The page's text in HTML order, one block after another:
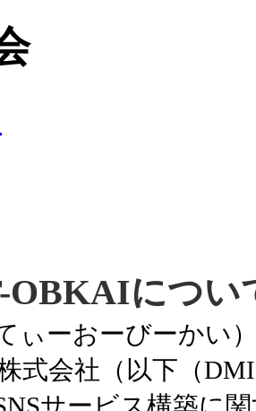
につい
てぃーおーびーかい
式会社（以下（DMI